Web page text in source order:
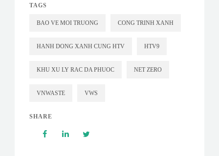
TAGS
BAO VE MOI TRUONG CONG TRINH XANH
HANH DONG XANH CUNG HTV HTV9
KHU XU LY RAC DA PHUOC NET ZERO
VNWASTE VWS
SHARE